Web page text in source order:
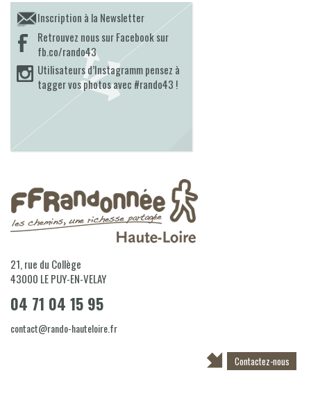
Inscription à la Newsletter
Retrouvez nous sur Facebook sur
fb.co/rando43
Utilisateurs d’Instagramm pensez à
tagger vos photos avec #rando43 !
21, rue du Collège
43000 LE PUY-EN-VELAY
04 71 04 15 95
contact@rando-hauteloire.fr
Contactez-nous